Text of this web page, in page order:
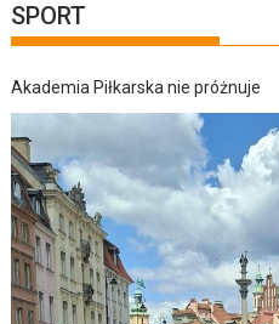
SPORT
Akademia Piłkarska nie próżnuje